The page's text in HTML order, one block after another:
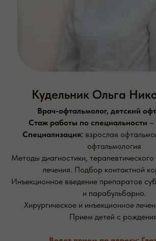
Кудельник Ольга
Врач-офтальмолог, детский
Стаж работы по специальности –
Специализация: взрослая
офтальмология
Методы диагностики, терапевтического
лечения. Подбор контактной
Инъекционное введение препаратов
и парабульбарно.
Хирургическое и инъекционное
Прием детей с